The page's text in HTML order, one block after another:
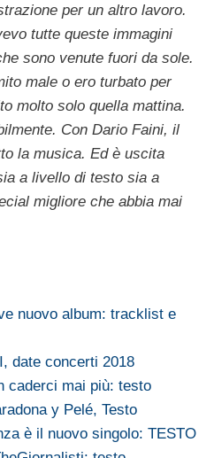
per un altro lavoro.
tutte queste immagini
sono venute fuori da sole.
male o ero turbato per
molto solo quella mattina.
Con Dario Faini, il
la musica. Ed è uscita
a livello di testo sia a
migliore che abbia mai
nuovo album: tracklist e
date concerti 2018
caderci mai più: testo
y Pelé, Testo
è il nuovo singolo: TESTO